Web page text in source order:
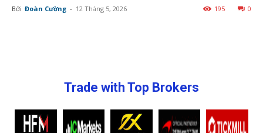
Bởi Đoàn Cường - 12 Tháng 5, 2026 0
195
Trade with Top Brokers